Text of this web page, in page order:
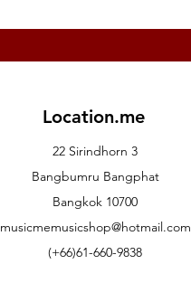
Location.me
22 Sirindhorn 3
Bangbumru Bangphat
Bangkok 10700
musicmemusicshop@hotmail.com
(+66)61-660-9838